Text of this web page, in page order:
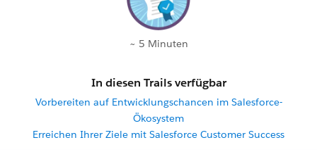
~ 5 Minuten
In diesen Trails verfügbar
Vorbereiten auf Entwicklungschancen im Salesforce-
Ökosystem
Erreichen Ihrer Ziele mit Salesforce Customer Success